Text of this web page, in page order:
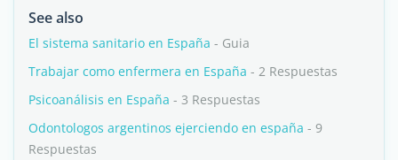
See also
El sistema sanitario en España - Guia
Trabajar como enfermera en España - 2 Respuestas
Psicoanálisis en España - 3 Respuestas
Odontologos argentinos ejerciendo en españa - 9
Respuestas